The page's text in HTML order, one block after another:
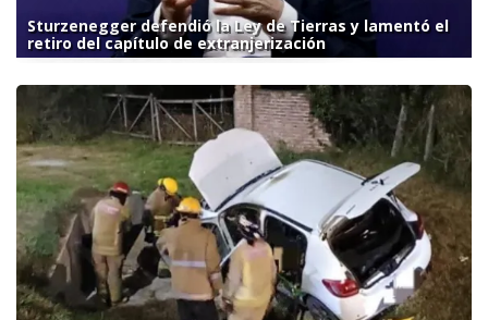
Sturzenegger defendió la Ley de Tierras y lamentó el
retiro del capítulo de extranjerización